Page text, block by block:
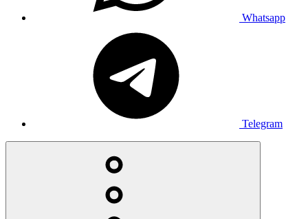
Whatsapp
Telegram